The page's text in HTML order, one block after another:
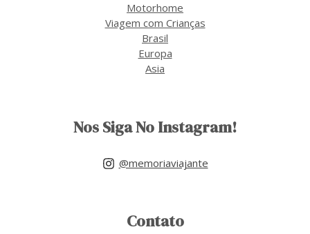
Motorhome
Viagem com Crianças
Brasil
Europa
Asia
Nos Siga No Instagram!
@memoriaviajante
Contato